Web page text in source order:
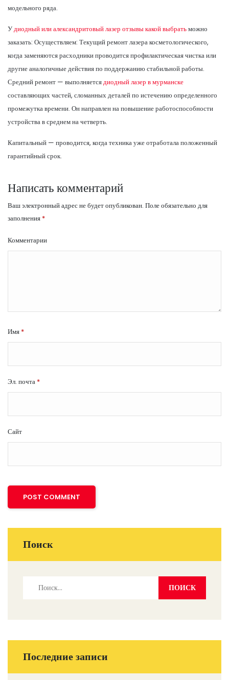
модельного ряда.
Удиодный или александритовый лазер отзывы какой выбратьможно
заказать: Осуществляем: Текущий ремонт лазера косметологического,
когда заменяются расходники проводится профилактическая чистка или
другие аналогичные действия по поддержанию стабильной работы.
Средний ремонт — выполняетсядиодный лазер в мурманске
составляющих частей, сломанных деталей по истечению определенного
промежутка времени. Он направлен на повышение работоспособности
устройства в среднем на четверть.
Капитальный — проводится, когда техника уже отработала положенный
гарантийный срок.
Написать комментарий
Ваш электронный адрес не будет опубликован. Поле обязательно для
заполнения *
Комментарии
Имя *
Эл. почта *
Сайт
Поиск
Последние записи